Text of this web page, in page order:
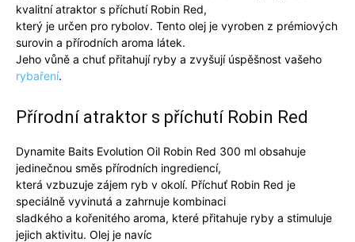
kvalitní atraktor s příchutí Robin Red,
který je určen pro rybolov. Tento olej je vyroben z prémiových
surovin a přírodních aroma látek.
Jeho vůně a chuť přitahují ryby a zvyšují úspěšnost vašeho
rybaření.
Přírodní atraktor s příchutí Robin Red
Dynamite Baits Evolution Oil Robin Red 300 ml obsahuje
jedinečnou směs přírodních ingrediencí,
která vzbuzuje zájem ryb v okolí. Příchuť Robin Red je
speciálně vyvinutá a zahrnuje kombinaci
sladkého a kořenitého aroma, které přitahuje ryby a stimuluje
jejich aktivitu. Olej je navíc